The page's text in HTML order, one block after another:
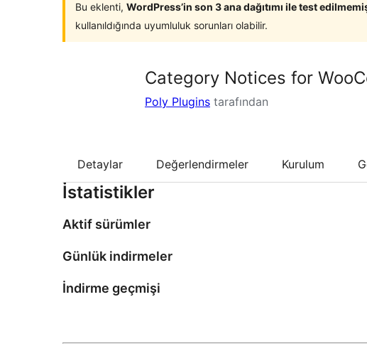
Bu eklenti, WordPress’in son 3 ana dağıtımı ile test
kullanıldığında uyumluluk sorunları olabilir.
Category Notices for
Poly Plugins tarafından
Detaylar Değerlendirmeler Kurulum
İstatistikler
Aktif sürümler
Günlük indirmeler
İndirme geçmişi